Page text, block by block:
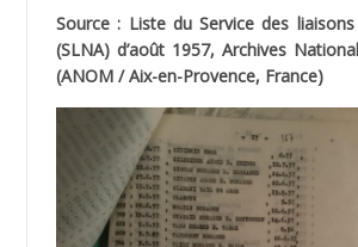
Source : Liste du Service des
(SLNA) d’août 1957, Archives
(ANOM / Aix-en-Provence, France)